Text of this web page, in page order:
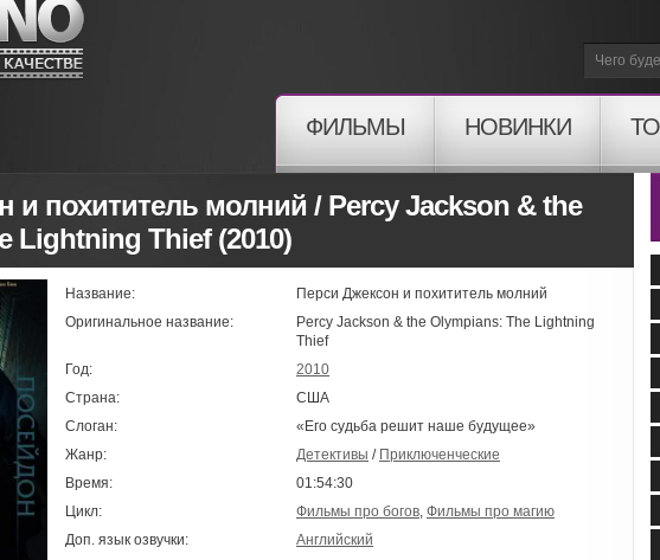
ФИЛЬМЫ НОВИНКИ
и похититель молний / Percy Jackson & the
Lightning Thief (2010)
Название:
Перси Джексон и похититель молний
Оригинальное название:
Percy Jackson & the Olympians: The Lightning
Thief
Год:
2010
Страна:
США
Слоган:
«Его судьба решит наше будущее»
Жанр:
Детективы / Приключенческие
Время:
01:54:30
Цикл:
Фильмы про богов, Фильмы про магию
Доп. язык озвучки:
Английский